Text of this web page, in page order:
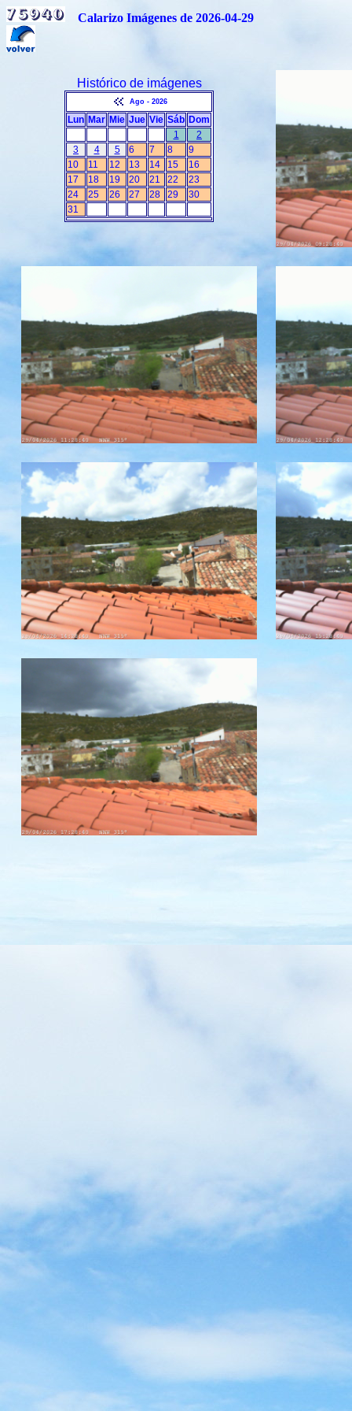
Calarizo Imágenes de 2026-04-29
Histórico de imágenes
Ago - 2026
Lun Mar Mie Jue Vie Sáb Dom
1
2
3
4 5 6 7 8
9
10
11 12 13 14 15
16
17
18 19 20 21 22
23
24
25 26 27 28 29
30
31